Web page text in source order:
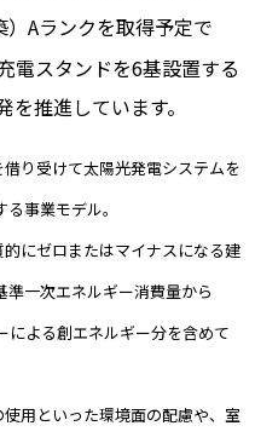
）Aランクを取得予定で
電スタンドを6基設置する
推進しています。
り受けて太陽光発電システムを
事業モデル。
にゼロまたはマイナスになる建
一次エネルギー消費量から
による創エネルギー分を含めて
用といった環境面の配慮や、室